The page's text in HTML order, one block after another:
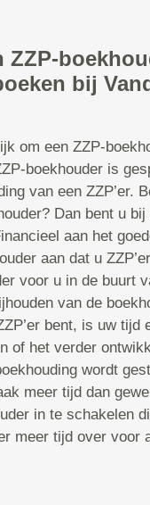
ZZP-
bij
om een ZZP-
boekhouder is
van een ZZP’er.
Dan bent u bij
aan het
aan dat u
voor u in de buurt
van de
bent, is uw tijd
of het verder
wordt
meer tijd dan
in te schakelen
meer tijd over voor